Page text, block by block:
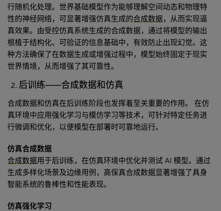
行随机化处理。世界基础模型作为能够理解空间动态和物理特
性的神经网络，可显著增强仿真生成的合成数据，从而实现逼
真效果。由受控仿真系统生成的合成数据，通过将模型的输出
根植于结构化、可验证的信息基础中，有效防止出现幻觉。这
种方法确保了在数据生成或增强过程中，模型始终固定于现实
世界情境，从而增强了其可靠性。
后训练——合成数据和仿真
合成数据和仿真在后训练阶段也发挥着至关重要的作用。 在仿
真环境中应用强化学习与模仿学习等技术，可针对特定任务进
行微调和优化，以便模型在部署时可靠地运行。
仿真合成数据
合成数据用于后训练，在仿真环境中优化并测试 AI 模型。通过
生成多样化场景及边缘用例，高保真合成数据显著增强了具身
智能系统的鲁棒性和性能表现。
仿真强化学习